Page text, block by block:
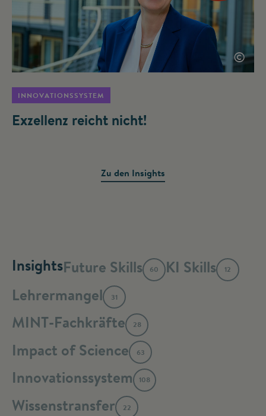
©
INNOVATIONSSYSTEM
Exzellenz reicht nicht!
Zu den Insights
InsightsFuture Skills 60 KI Skills 12
Lehrermangel 31
MINT-Fachkräfte 28
Impact of Science 63
Innovationssystem 108
Wissenstransfer 22